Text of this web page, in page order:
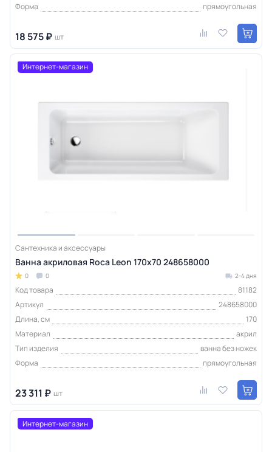
Форма
прямоугольная
18 575 ₽ шт
Интернет-магазин
Сантехника и аксессуары
Ванна акриловая Roca Leon 170х70 248658000
0 0 2-4 дня
Код товара
81182
Артикул
248658000
Длина, см
170
Материал
акрил
Тип изделия
ванна без ножек
Форма
прямоугольная
23 311 ₽ шт
Интернет-магазин